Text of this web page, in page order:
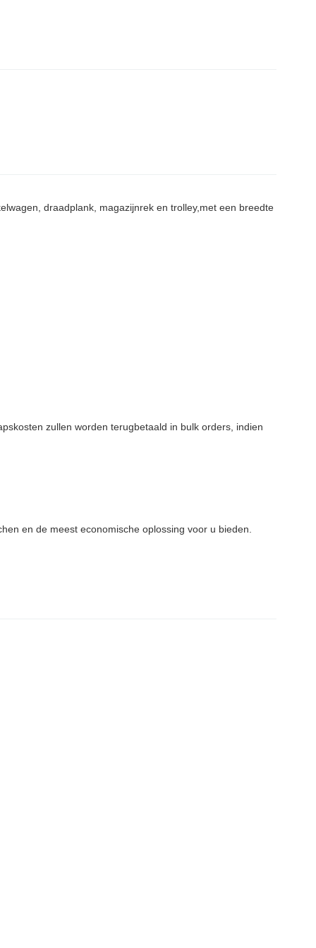
draadplank, magazijnrek en trolley,met een breedte
zullen worden terugbetaald in bulk orders, indien
en de meest economische oplossing voor u bieden.